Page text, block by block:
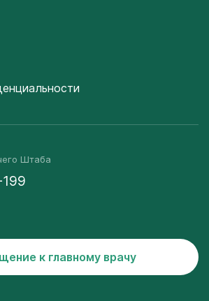
Штаба
к главному врачу